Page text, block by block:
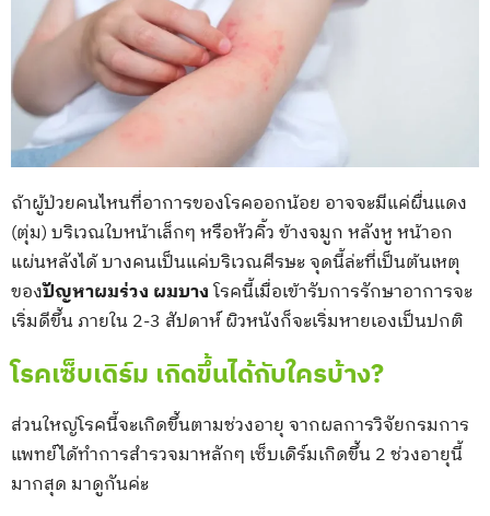
ถ้าผู้ป่วยคนไหนที่อาการของโรคออกน้อย อาจจะมีแค่ผื่นแดง
(ตุ่ม) บริเวณใบหน้าเล็กๆ หรือหัวคิ้ว ข้างจมูก หลังหู หน้าอก
แผ่นหลังได้ บางคนเป็นแค่บริเวณศีรษะ จุดนี้ล่ะที่เป็นต้นเหตุ
ของปัญหาผมร่วง ผมบางโรคนี้เมื่อเข้ารับการรักษาอาการจะ
เริ่มดีขึ้น ภายใน 2-3 สัปดาห์ ผิวหนังก็จะเริ่มหายเองเป็นปกติ
โรคเซ็บเดิร์ม เกิดขึ้นได้กับใครบ้าง?
ส่วนใหญ่โรคนี้จะเกิดขึ้นตามช่วงอายุ จากผลการวิจัยกรมการ
แพทย์ได้ทำการสำรวจมาหลักๆ เซ็บเดิร์มเกิดขึ้น 2 ช่วงอายุนี้
มากสุด มาดูกันค่ะ